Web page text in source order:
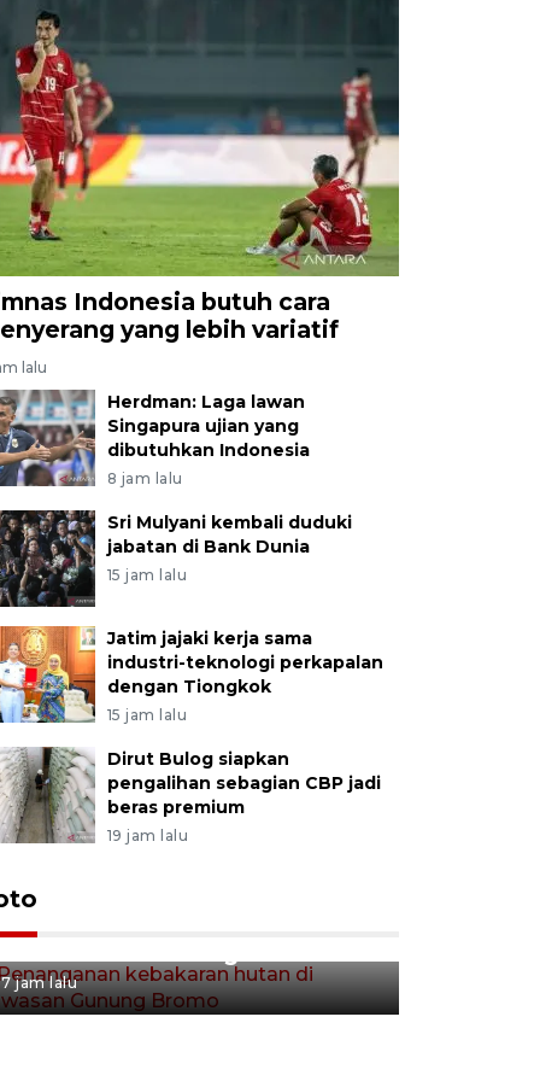
Indonesia butuh cara
yang lebih variatif
lalu
Herdman: Laga lawan
Singapura ujian yang
dibutuhkan Indonesia
8 jam lalu
Sri Mulyani kembali duduki
jabatan di Bank Dunia
15 jam lalu
Jatim jajaki kerja sama
industri-teknologi perkapalan
dengan Tiongkok
15 jam lalu
Dirut Bulog siapkan
pengalihan sebagian CBP jadi
beras premium
19 jam lalu
Penanganan kebakaran hutan
7 jam lalu